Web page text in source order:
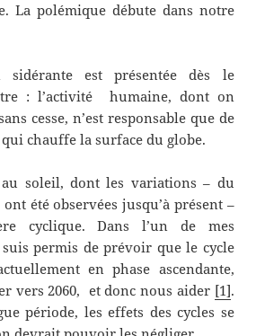
La polémique débute dans notre
sidérante est présentée dès le
: l’activité humaine, dont on
cesse, n’est responsable que de
qui chauffe la surface du globe.
soleil, dont les variations – du
été observées jusqu’à présent –
cyclique. Dans l’un de mes
permis de prévoir que le cycle
en phase ascendante,
vers 2060, et donc nous aider [1].
période, les effets des cycles se